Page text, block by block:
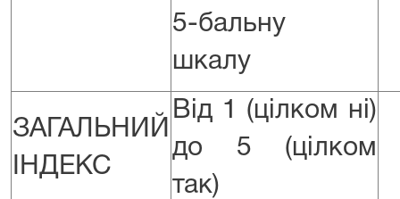
5-бальну
шкалу
ЗАГАЛЬНИЙ
ІНДЕКС
Від 1 (цілком ні)
до 5 (цілком
так)